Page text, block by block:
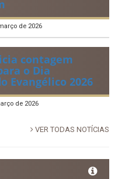
de 2026
contagem
o Dia
Evangélico 2026
de 2026
VER TODAS NOTÍCIAS